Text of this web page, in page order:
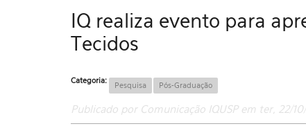
IQ realiza evento para
Tecidos
Categoria: Pesquisa Pós-Graduação
Publicado por Comunicação IQUSP em ter, 22/